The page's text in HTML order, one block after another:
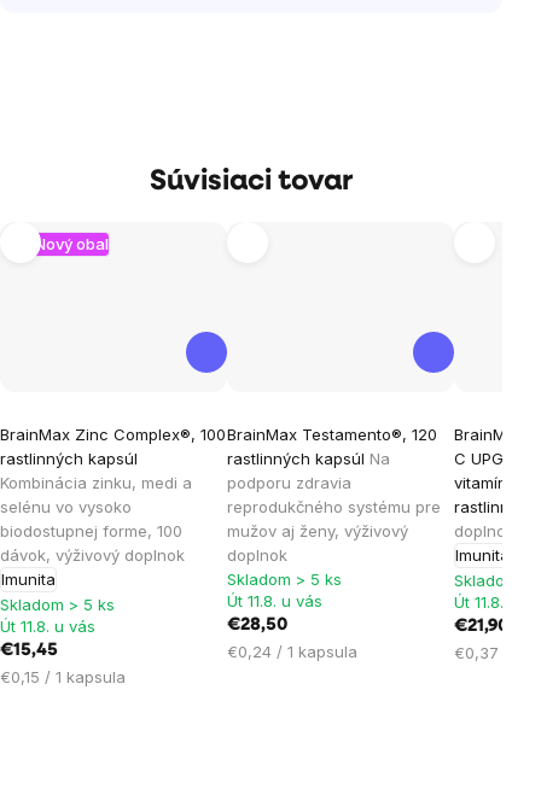
Súvisiaci tovar
Nový obal
BrainMax Zinc Complex®, 100
rastlinných kapsúl
Kombinácia zinku, medi a
selénu vo vysoko
biodostupnej forme, 100
dávok, výživový doplnok
Imunita
hodnotenie
produktu
je
4,8
z
5
hviezdičiek.
Skladom > 5 ks
Út 11.8. u vás
€15,45
Jednotková
€0,15 / 1 kapsula
BrainMax Testamento®, 120
rastlinných kapsúl Na
podporu zdravia
reprodukčného systému pre
mužov aj ženy, výživový
doplnok
hodnotenie
produktu
je
4,6
z
5
hviezdičiek.
Skladom > 5 ks
Út 11.8. u vás
€28,50
Jednotková
€0,24 / 1 kapsula
BrainMax
C
vitamín C,
doplnok
Imunita
produktu
je
5,0
z
5
Skladom >
Út 11.8. u
€21,90
Jednotková
€0,37 / 1